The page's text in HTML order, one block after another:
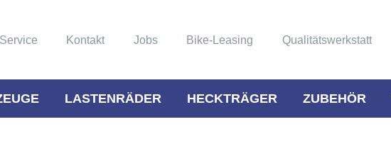
Service Kontakt Jobs Bike-Leasing Qualitätswerkstatt
LASTENRÄDER HECKTRÄGER ZUBEHÖR